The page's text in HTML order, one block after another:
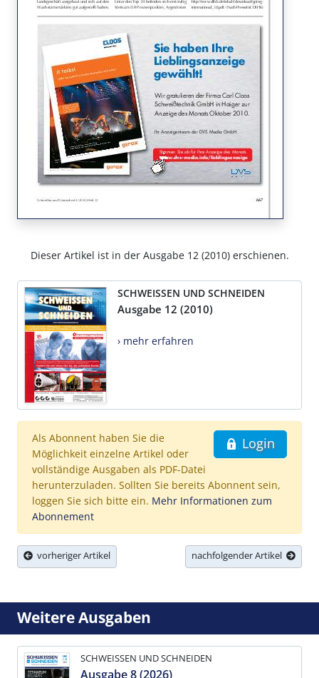
Dieser Artikel ist in der Ausgabe 12 (2010) erschienen.
SCHWEISSEN UND SCHNEIDEN
Ausgabe 12 (2010)
› mehr erfahren
Login
Als Abonnent haben Sie die
Möglichkeit einzelne Artikel oder
vollständige Ausgaben als PDF-Datei
herunterzuladen. Sollten Sie bereits Abonnent sein,
loggen Sie sich bitte ein. Mehr Informationen zum
Abonnement
vorheriger Artikel nachfolgender Artikel
Weitere Ausgaben
SCHWEISSEN UND SCHNEIDEN
Ausgabe 8 (2026)